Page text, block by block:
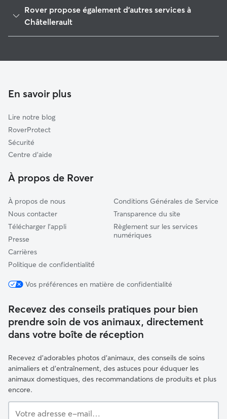
Vouneuil-sur-Vienne
Bonneuil-Matours
Jaunay-Clan
Pleumartin
La Roche-Posay
La Celle-Saint-Avant
Rover propose également d'autres services à
Châtellerault
Promeneur de Chien à Châtellerault
En savoir plus
Lire notre blog
RoverProtect
Sécurité
Centre d'aide
À propos de Rover
À propos de nous
Nous contacter
Télécharger l'appli
Presse
Carrières
Politique de confidentialité́
Conditions Générales de Service
Transparence du site
Règlement sur les services
numériques
Vos préférences en matière de confidentialité
Recevez des conseils pratiques pour bien
prendre soin de vos animaux, directement
dans votre boîte de réception
Recevez d'adorables photos d'animaux, des conseils de soins
animaliers et d'entraînement, des astuces pour éduquer les
animaux domestiques, des recommandations de produits et plus
encore.